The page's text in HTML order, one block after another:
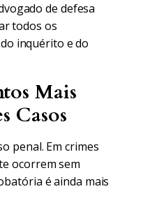
de defesa
todos os
inquérito e do
Mais
Casos
penal. Em crimes
ocorrem sem
é ainda mais